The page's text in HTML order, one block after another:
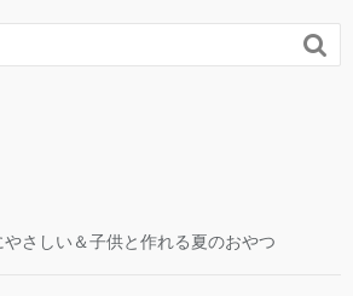

やさしい＆子供と作れる夏のおやつ